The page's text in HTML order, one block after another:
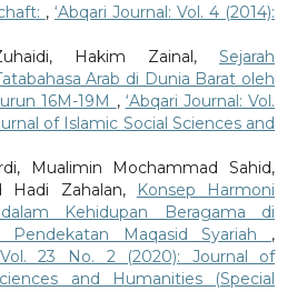
, ‘Abqari Journal: Vol. 4 (2014):
Hakim Zainal,Sejarah
Arab di Dunia Barat oleh
16M-19M , ‘Abqari Journal: Vol.
of Islamic Social Sciences and
Mualimin Mochammad Sahid,
Hadi Zahalan,
Konsep Harmoni
Kehidupan Beragama di
Pendekatan Maqasid Syariah ,
Vol. 23 No. 2 (2020): Journal of
and Humanities (Special